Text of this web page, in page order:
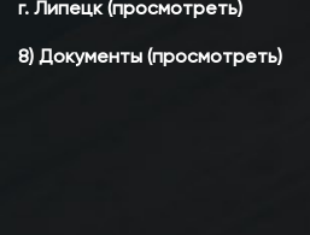
г. Липецк (просмотреть)
8) Документы (просмотреть)